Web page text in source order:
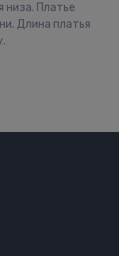
низа. Платье
Длина платья